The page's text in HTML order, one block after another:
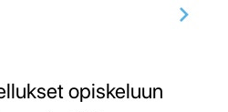
opiskeluun